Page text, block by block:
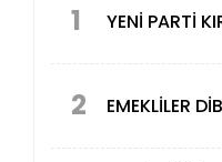
1 YENİ PARTİ
2 EMEKLİLER